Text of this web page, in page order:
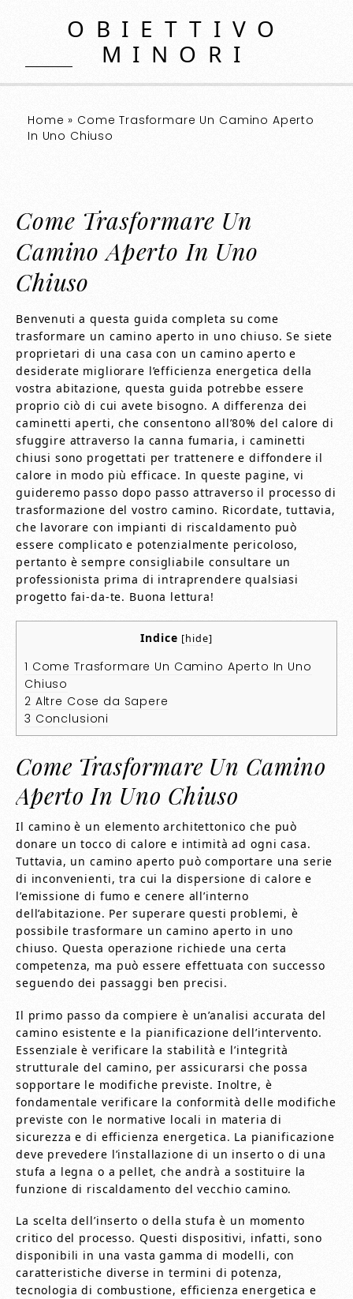
OBIETTIVO
MINORI
Home » Come Trasformare Un Camino Aperto
In Uno Chiuso
Come Trasformare Un
Camino Aperto In Uno
Chiuso
Benvenuti a questa guida completa su come
trasformare un camino aperto in uno chiuso. Se siete
proprietari di una casa con un camino aperto e
desiderate migliorare l’efficienza energetica della
vostra abitazione, questa guida potrebbe essere
proprio ciò di cui avete bisogno. A differenza dei
caminetti aperti, che consentono all’80% del calore di
sfuggire attraverso la canna fumaria, i caminetti
chiusi sono progettati per trattenere e diffondere il
calore in modo più efficace. In queste pagine, vi
guideremo passo dopo passo attraverso il processo di
trasformazione del vostro camino. Ricordate, tuttavia,
che lavorare con impianti di riscaldamento può
essere complicato e potenzialmente pericoloso,
pertanto è sempre consigliabile consultare un
professionista prima di intraprendere qualsiasi
progetto fai-da-te. Buona lettura!
Indice [hide]
1 Come Trasformare Un Camino Aperto In Uno
Chiuso
2 Altre Cose da Sapere
3 Conclusioni
Come Trasformare Un Camino
Aperto In Uno Chiuso
Il camino è un elemento architettonico che può
donare un tocco di calore e intimità ad ogni casa.
Tuttavia, un camino aperto può comportare una serie
di inconvenienti, tra cui la dispersione di calore e
l’emissione di fumo e cenere all’interno
dell’abitazione. Per superare questi problemi, è
possibile trasformare un camino aperto in uno
chiuso. Questa operazione richiede una certa
competenza, ma può essere effettuata con successo
seguendo dei passaggi ben precisi.
Il primo passo da compiere è un’analisi accurata del
camino esistente e la pianificazione dell’intervento.
Essenziale è verificare la stabilità e l’integrità
strutturale del camino, per assicurarsi che possa
sopportare le modifiche previste. Inoltre, è
fondamentale verificare la conformità delle modifiche
previste con le normative locali in materia di
sicurezza e di efficienza energetica. La pianificazione
deve prevedere l’installazione di un inserto o di una
stufa a legna o a pellet, che andrà a sostituire la
funzione di riscaldamento del vecchio camino.
La scelta dell’inserto o della stufa è un momento
critico del processo. Questi dispositivi, infatti, sono
disponibili in una vasta gamma di modelli, con
caratteristiche diverse in termini di potenza,
tecnologia di combustione, efficienza energetica e